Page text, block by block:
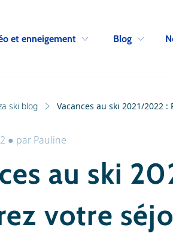
et enneigement Blog
ski blog Vacances au ski 2021/2022
● par Pauline
au ski
votre